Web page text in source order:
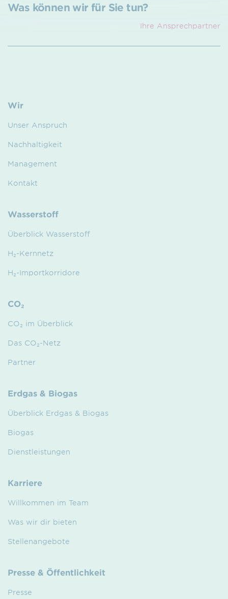
Was können wir für Sie tun?
Ihre Ansprech­partner
Wir
Unser Anspruch
Nachhaltigkeit
Management
Kontakt
Wasserstoff
Überblick Wasserstoff
H₂-Kernnetz
H₂-Importkorridore
CO₂
CO₂ im Überblick
Das CO₂-Netz
Partner
Erdgas & Biogas
Überblick Erdgas & Biogas
Biogas
Dienstleistungen
Karriere
Willkommen im Team
Was wir dir bieten
Stellenangebote
Presse & Öffentlichkeit
Presse